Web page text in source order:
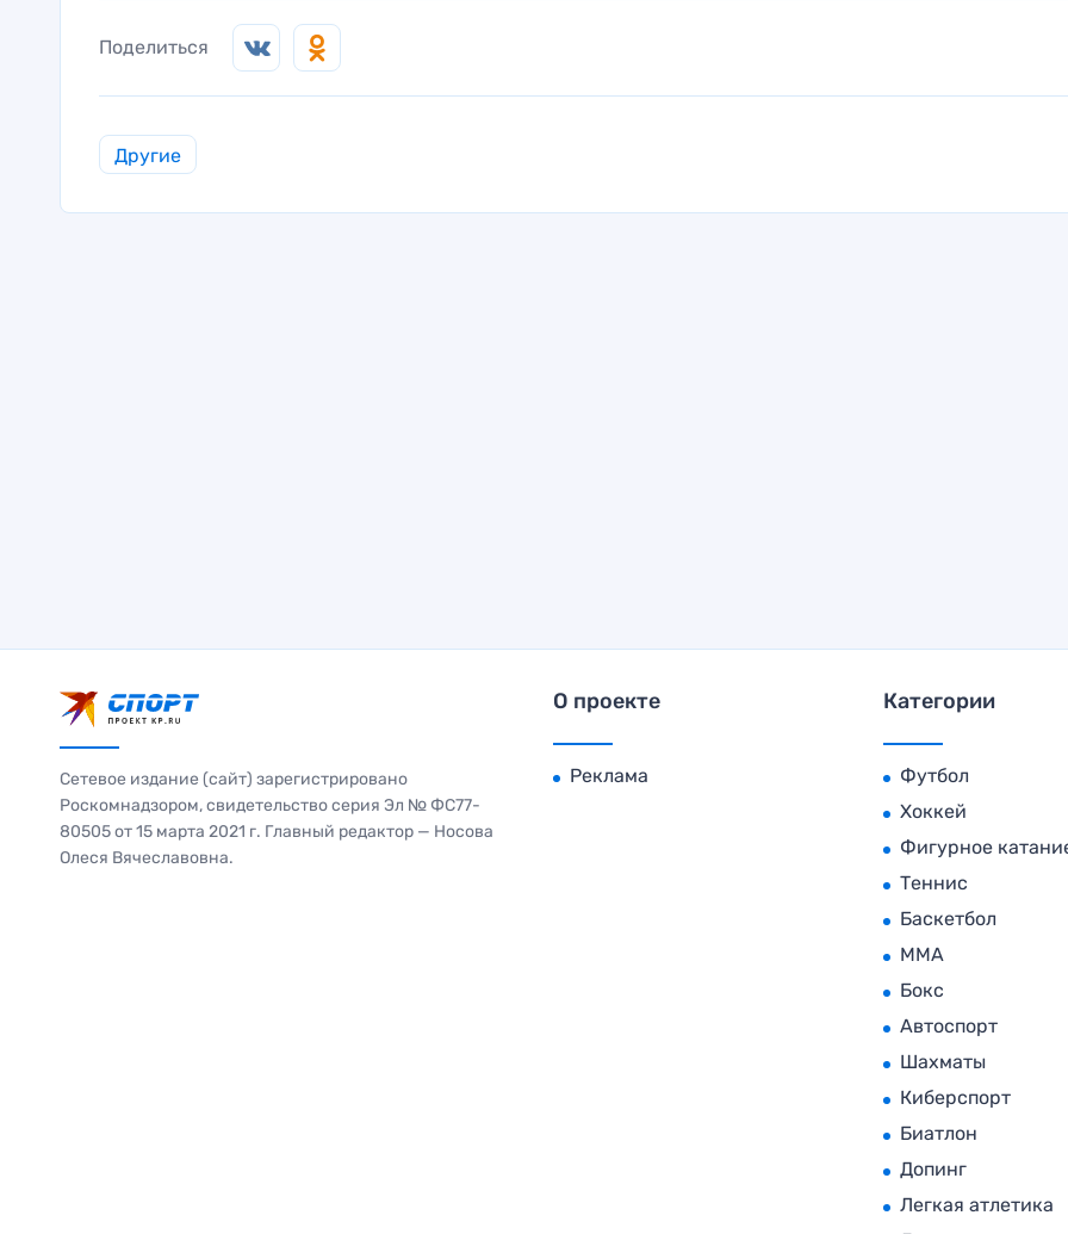
Поделиться
Другие
Сетевое издание (сайт) зарегистрировано
Роскомнадзором, свидетельство серия Эл № ФС77-
80505 от 15 марта 2021 г. Главный редактор — Носова
Олеся Вячеславовна.
О проекте
Реклама
Категории
Футбол
Хоккей
Фигурное
Теннис
Баскетбол
MMA
Бокс
Автоспорт
Шахматы
Киберспорт
Биатлон
Допинг
Легкая атлетика